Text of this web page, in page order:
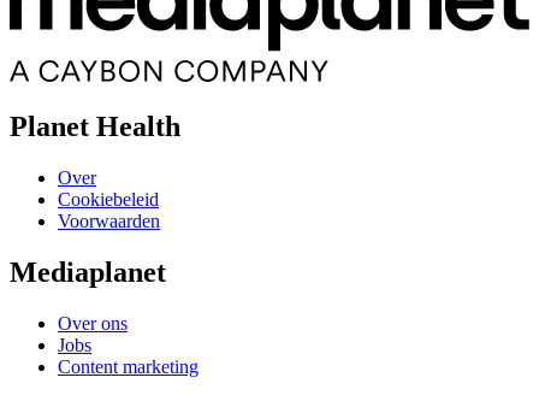
Planet Health
Over
Cookiebeleid
Voorwaarden
Mediaplanet
Over ons
Jobs
Content marketing